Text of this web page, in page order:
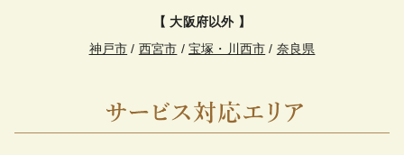
【 大阪府以外 】
神戸市 / 西宮市 / 宝塚・川西市 / 奈良県